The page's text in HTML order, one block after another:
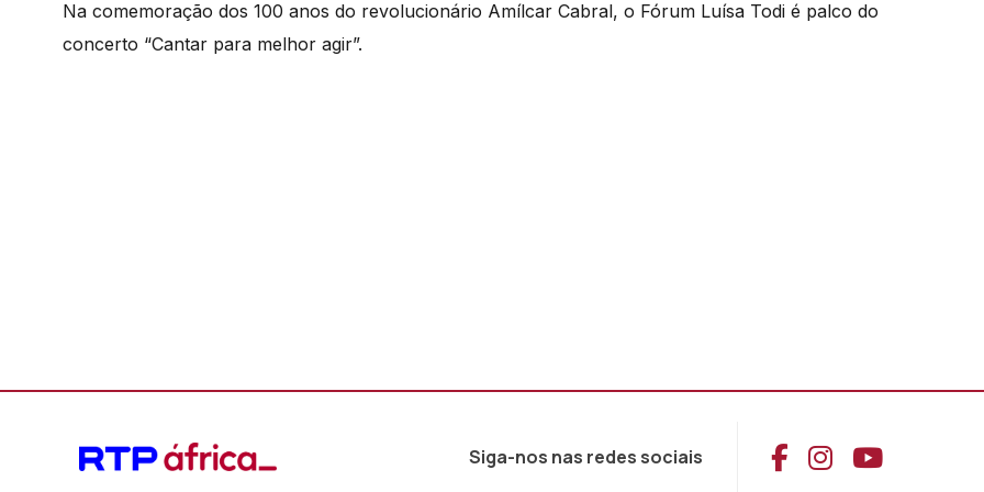
Na comemoração dos 100 anos do revolucionário Amílcar Cabral, o Fórum Luísa Todi é palco do
concerto “Cantar para melhor agir”.
Siga-nos nas redes sociais Aceder ao
Aceder ao
Aceder